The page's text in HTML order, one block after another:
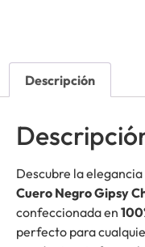
Descripción
Descubre la
Cuero Negro Gipsy
confeccionada en
perfecto para